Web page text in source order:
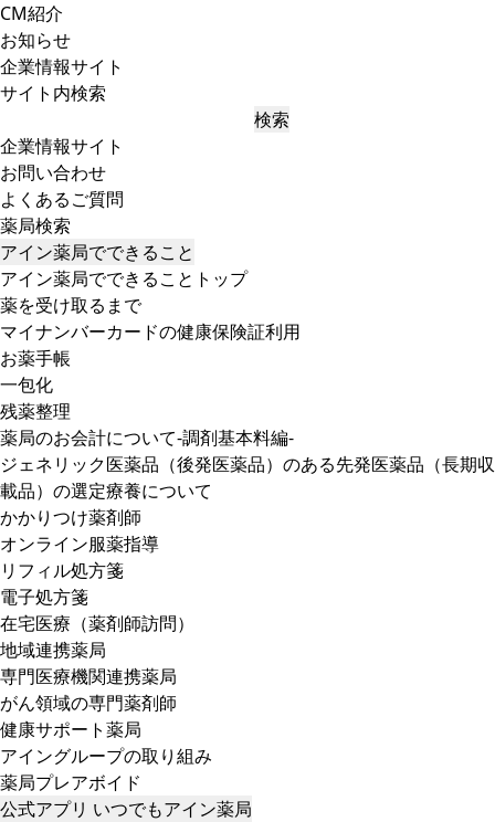
CM紹介
お知らせ
企業情報サイト
サイト内検索
検索
企業情報サイト
お問い合わせ
よくあるご質問
薬局検索
アイン薬局でできること
アイン薬局でできることトップ
薬を受け取るまで
マイナンバーカードの健康保険証利用
お薬手帳
一包化
残薬整理
薬局のお会計について-調剤基本料編-
ジェネリック医薬品（後発医薬品）のある先発医薬品（長期収
載品）の選定療養について
かかりつけ薬剤師
オンライン服薬指導
リフィル処方箋
電子処方箋
在宅医療（薬剤師訪問）
地域連携薬局
専門医療機関連携薬局
がん領域の専門薬剤師
健康サポート薬局
アイングループの取り組み
薬局プレアボイド
公式アプリ いつでもアイン薬局